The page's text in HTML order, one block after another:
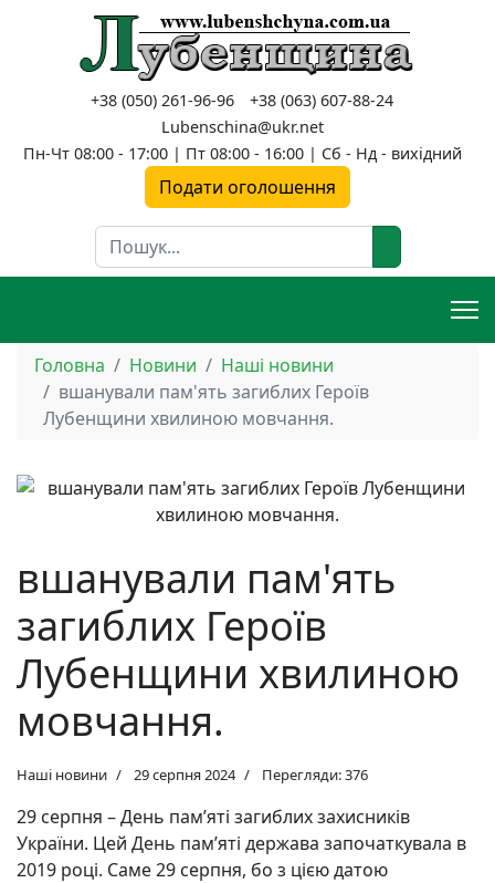
+38 (050) 261-96-96
+38 (063) 607-88-24
Lubenschina@ukr.net
Пн-Чт 08:00 - 17:00 | Пт 08:00 - 16:00 | Сб - Нд - вихідний
Подати оголошення
Пошук
Головна Новини
Наші новини
вшанували пам'ять загиблих Героїв
Лубенщини хвилиною мовчання.
вшанували пам'ять
загиблих Героїв
Лубенщини хвилиною
мовчання.
Наші новини 29 серпня 2024 Перегляди: 376
29 серпня – День пам’яті загиблих захисників
України. Цей День пам’яті держава започаткувала в
2019 році. Саме 29 серпня, бо з цією датою